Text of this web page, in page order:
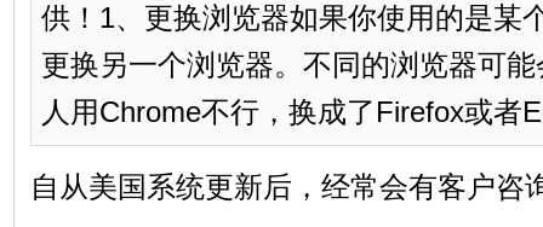
供！1、更换浏览器如果你使用的是某
更换另一个浏览器。不同的浏览器可
人用Chrome不行，换成了Firefox或者
自从美国系统更新后，经常会有客户咨